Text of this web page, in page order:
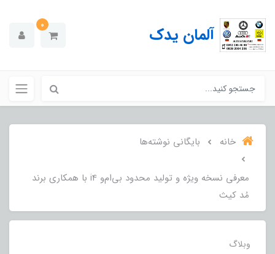
آلمان یدک 0
خانه بایگانی نوشته‌ها
معرفی نسخه ویژه و تولید محدود بی‌ام‌و i4 با همکاری برند
مُد کیث
وبلاگ